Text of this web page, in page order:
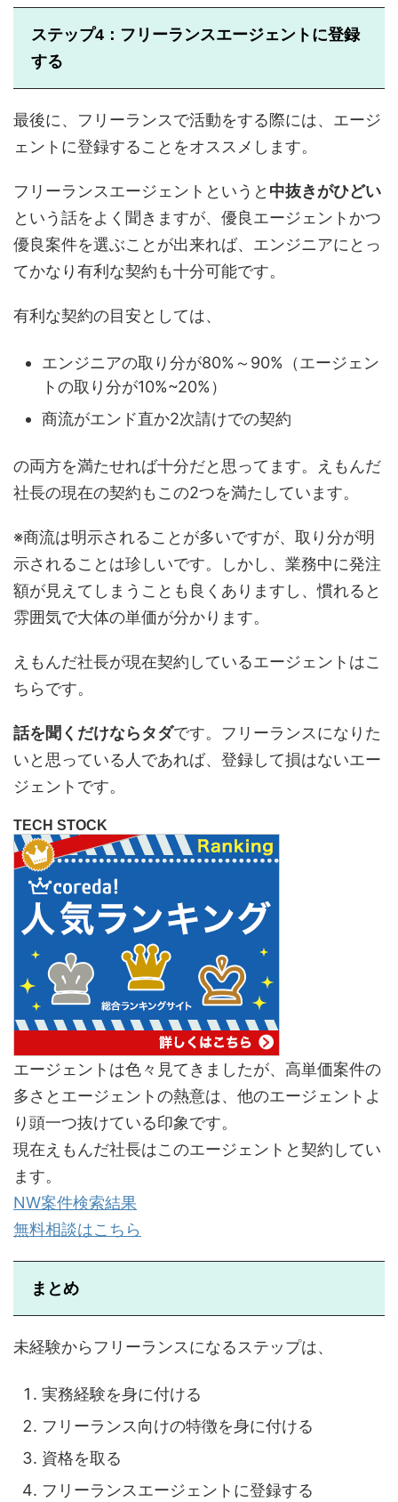
ステップ4：フリーランスエージェントに登録
する
最後に、フリーランスで活動をする際には、エージ
ェントに登録することをオススメします。
フリーランスエージェントというと 中抜きがひどい
という話をよく聞きますが、優良エージェントかつ
優良案件を選ぶことが出来れば、エンジニアにとっ
てかなり有利な契約も十分可能です。
有利な契約の目安としては、
エンジニアの取り分が80%～90%（エージェン
トの取り分が10%~20%）
商流がエンド直か2次請けでの契約
の両方を満たせれば十分だと思ってます。えもんだ
社長の現在の契約もこの2つを満たしています。
※商流は明示されることが多いですが、取り分が明
示されることは珍しいです。しかし、業務中に発注
額が見えてしまうことも良くありますし、慣れると
雰囲気で大体の単価が分かります。
えもんだ社長が現在契約しているエージェントはこ
ちらです。
話を聞くだけならタダです。フリーランスになりた
いと思っている人であれば、登録して損はないエー
ジェントです。
TECH STOCK
エージェントは色々見てきましたが、高単価案件の
多さとエージェントの熱意は、他のエージェントよ
り頭一つ抜けている印象です。
現在えもんだ社長はこのエージェントと契約してい
ます。
NW案件検索結果
無料相談はこちら
まとめ
未経験からフリーランスになるステップは、
実務経験を身に付ける
フリーランス向けの特徴を身に付ける
資格を取る
フリーランスエージェントに登録する